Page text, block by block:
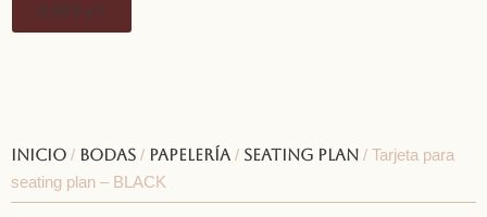
0,00 €
Inicio / Bodas / Papelería / Seating plan / Tarjeta para
seating plan – BLACK